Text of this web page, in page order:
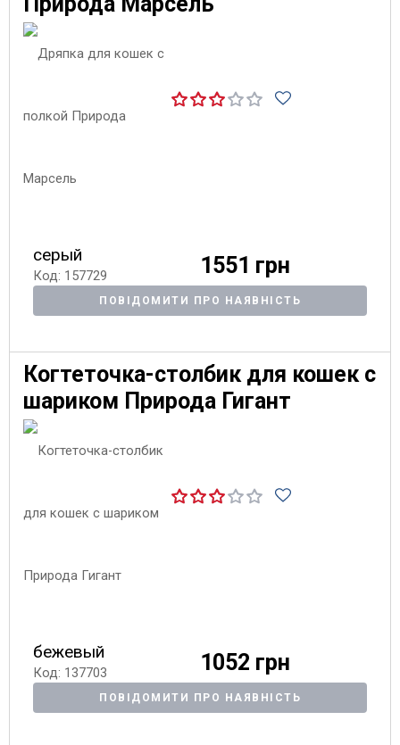
серый
Код: 157729 1551 грн
ПОВІДОМИТИ ПРО НАЯВНІСТЬ
Когтеточка-столбик для кошек с
шариком Природа Гигант
бежевый
Код: 137703 1052 грн
ПОВІДОМИТИ ПРО НАЯВНІСТЬ